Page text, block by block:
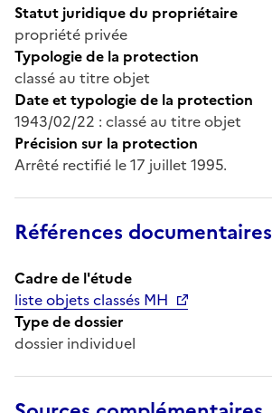
Statut juridique du propriétaire
propriété privée
Typologie de la protection
classé au titre objet
Date et typologie de la protection
1943/02/22 : classé au titre objet
Précision sur la protection
Arrêté rectifié le 17 juillet 1995.
Références documentaires
Cadre de l'étude
liste objets classés MH
Type de dossier
dossier individuel